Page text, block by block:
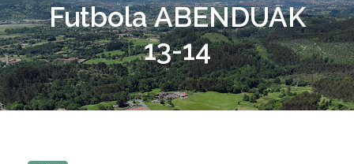
Futbola ABENDUAK
13-14